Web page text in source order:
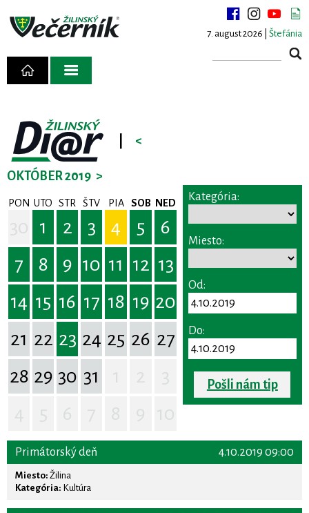
7. august 2026 | Štefánia
<
OKTÓBER 2019 >
PON UTO STR ŠTV PIA SOB NED
1 2 3 4 5
6
7
8 9 10 11 12 13
14 15 16 17 18 19 20
21 22 23 24 25 26 27
28 29 30 31
Kategória:
Miesto:
Od:
Do:
Pošli nám tip
4.10.2019 09:00
Primátorský deň
Miesto: Žilina
Kategória: Kultúra